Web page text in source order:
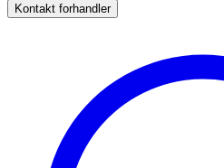
Kontakt forhandler